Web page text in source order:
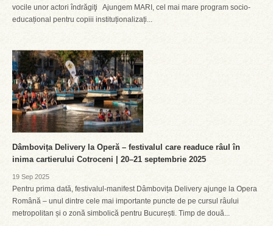
vocile unor actori îndrăgiţi Ajungem MARI, cel mai mare program socio-
educațional pentru copiii instituționalizați...
Dâmbovița Delivery la Operă – festivalul care readuce râul în
inima cartierului Cotroceni | 20–21 septembrie 2025
19 Sep 2025
Pentru prima dată, festivalul-manifest Dâmbovița Delivery ajunge la Opera
Română – unul dintre cele mai importante puncte de pe cursul râului
metropolitan și o zonă simbolică pentru București. Timp de două...